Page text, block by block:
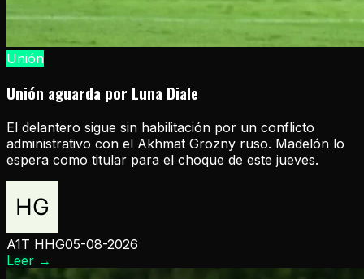
Unión
Unión aguarda por Luna Diale
El delantero sigue sin habilitación por un conflicto
administrativo con el Akhmat Grozny ruso. Madelón lo
espera como titular para el choque de este jueves.
A1T HHG05-08-2026
Leer →